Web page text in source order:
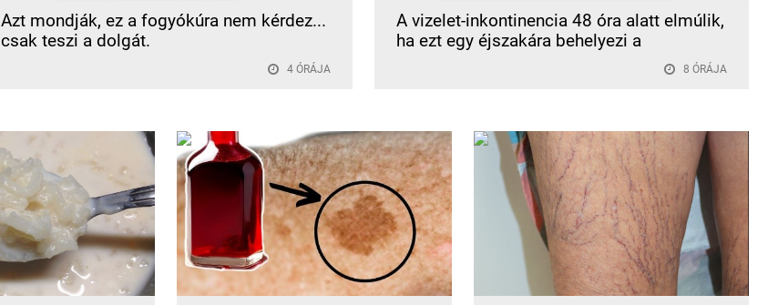
Azt mondják, ez a fogyókúra nem kérdez...
csak teszi a dolgát.
4 ÓRÁJA
A vizelet-inkontinencia 48 óra alatt elmúlik,
ha ezt egy éjszakára behelyezi a
8 ÓRÁJA